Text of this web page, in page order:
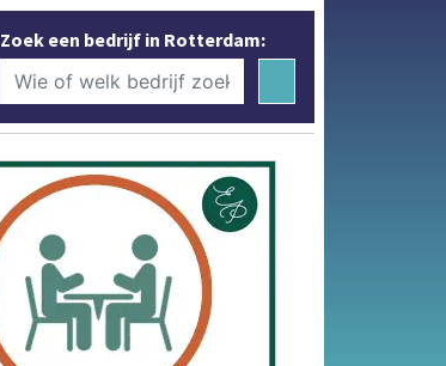
Zoek een bedrijf in Rotterdam: